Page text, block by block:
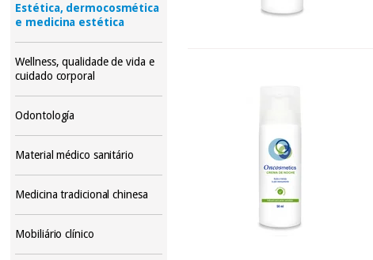
Estética, dermocosmética
e medicina estética
Wellness, qualidade de vida e
cuidado corporal
Odontología
Material médico sanitário
Medicina tradicional chinesa
Mobiliário clínico